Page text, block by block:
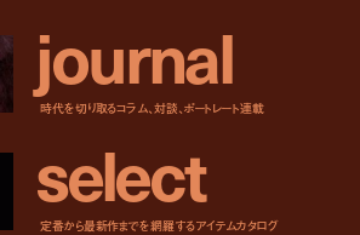
journal
時代を切り取るコラム、対談、ポートレート連載
select
定番から最新作までを網羅するアイテムカタログ